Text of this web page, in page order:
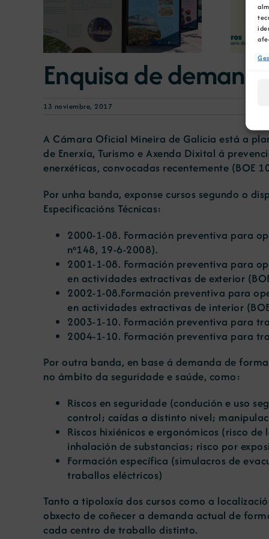
motivo de su Centenario
para debatir sobre el futuro
del rural gallego
Enquisa de
13 noviembre, 2017
A Cámara Oficial Mineira de Galicia está a
de Enerxía, Turismo e Axenda Dixital á
enerxéticas, convocadas recentemente (BOE
Por unha banda, exponse cursos segundo o
Especificacións Técnicas:
2000-1-08. Formación preventiva para
nº148, 19-6-2008).
2001-1-08. Formación preventiva para
en actividades extractivas de exterior (
2002-1-08.Formación preventiva para
en actividades extractivas de interior (
2003-1-10. Formación preventiva para
2004-1-10. Formación preventiva para
Por outra banda, en base á demanda de
no ámbito da seguridade e saúde, como:
Riscos en seguridade (condución e uso
control; caídas a distinto nivel;
Riscos hixiénicos e ergonómicos (risco
inhalación de substancias; risco por
Formación específica (simulacros de
traballos eléctricos)
Tanto a tipoloxía dos cursos como a
obxecto de coñecer a demanda actual de
cada centro de traballo distinto.